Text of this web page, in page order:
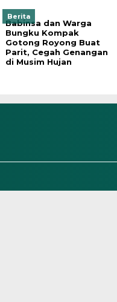
Berita
Babinsa dan Warga
Bungku Kompak
Gotong Royong Buat
Parit, Cegah Genangan
di Musim Hujan